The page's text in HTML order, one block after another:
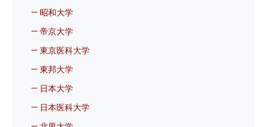
昭和大学
帝京大学
東京医科大学
東邦大学
日本大学
日本医科大学